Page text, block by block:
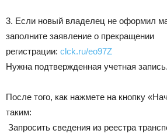
3. Если новый владелец не оформил
заполните заявление о прекращении
регистрации: clck.ru/eo97Z
Нужна подтвержденная учетная запись.
После того, как нажмете на кнопку
таким:
Запросить сведения из реестра